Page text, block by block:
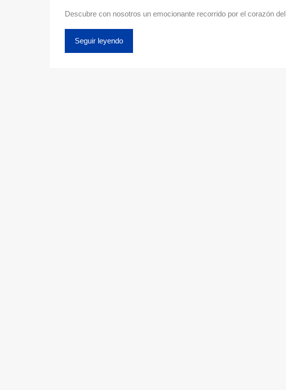
Descubre con nosotros un emocionante recorrido por el corazón
Seguir leyendo